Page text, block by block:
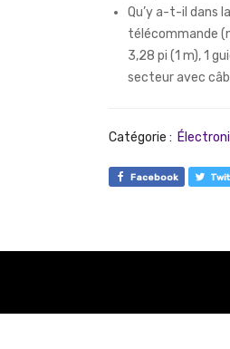
Qu’y a-t-il dans
télécommande
3,28 pi (1 m), 1
secteur avec
Catégorie :
Facebook